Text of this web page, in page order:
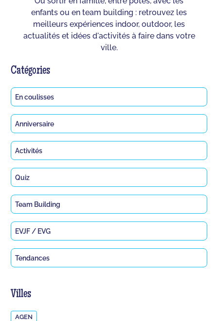
enfants ou en team building : retrouvez les
meilleurs expériences indoor, outdoor, les
actualités et idées d'activités à faire dans votre
ville.
Catégories
En coulisses
Anniversaire
Activités
Quiz
Team Building
EVJF / EVG
Tendances
Villes
AGEN